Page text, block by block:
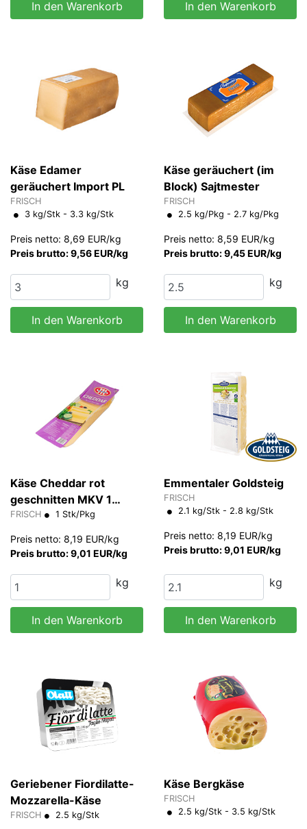
In den Warenkorb In den Warenkorb
Käse Edamer
geräuchert Import PL
FRISCH
3 kg/Stk - 3.3 kg/Stk
Preis netto: 8,69 EUR/kg
Preis brutto: 9,56 EUR/kg
kg
In den Warenkorb
Käse geräuchert (im
Block) Sajtmester
FRISCH
2.5 kg/Pkg - 2.7 kg/Pkg
Preis netto: 8,59 EUR/kg
Preis brutto: 9,45 EUR/kg
kg
In den Warenkorb
Käse Cheddar rot
geschnitten MKV 1
kg/Pkg
FRISCH 1 Stk/Pkg
Preis netto: 8,19 EUR/kg
Preis brutto: 9,01 EUR/kg
kg
In den Warenkorb
Emmentaler Goldsteig
FRISCH
2.1 kg/Stk - 2.8 kg/Stk
Preis netto: 8,19 EUR/kg
Preis brutto: 9,01 EUR/kg
kg
In den Warenkorb
Geriebener Fiordilatte-
Mozzarella-Käse
FRISCH 2.5 kg/Stk
Käse Bergkäse
FRISCH
2.5 kg/Stk - 3.5 kg/Stk